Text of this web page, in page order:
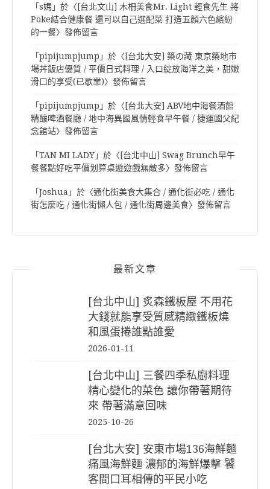
「s媽 」於〈 [台北文山] 木柵美食Mr. Light 輕食先生 將
Poke結合健康餐 還可以自己選配菜 打造五顏六色繽紛
的一餐〉發佈留言
「pipijumpjump 」於〈 [台北大安] 築の藏 東京築地市
場丼飯店優質 / 平價日式料理 / 入口綻放海洋之美，甜嫩
滑口的享受(已歇業)〉發佈留言
「pipijumpjump 」於〈 [台北大安] ABV地中海餐酒館
精釀啤酒餐廳 / 地中海異國風情輕食早午餐 / 捷運國父紀
念館站〉發佈留言
「TAN MI LADY」於〈 [台北中山] Swag Brunch早午
餐餐點好吃平價划算桌遊遊戲無敵多〉發佈留言
「Joshua 」於〈通化街美食大集合 / 通化街必吃 / 通化
街怎麼吃 / 通化街懶人包 / 通化街周邊美食〉發佈留言
最新文章
[台北中山] 炙森鐵板屋 不用花
大錢就能享受質感精緻鐵板燒
和風蛋捲誰點誰愛
2026-01-11
[台北中山] 三餐四季私廚料理
精心變化的菜色 讓你帶著期待
來 帶著滿意回味
2025-10-26
[台北大安] 安東市場136海鮮麵
痛風海鮮麵 濃郁的海鮮爆擊 饕
客間口耳相傳的平民小吃